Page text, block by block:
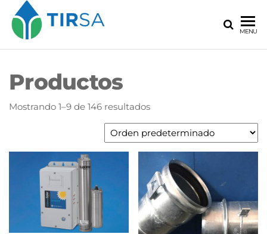
MENU
Productos
Mostrando 1–9 de 146 resultados